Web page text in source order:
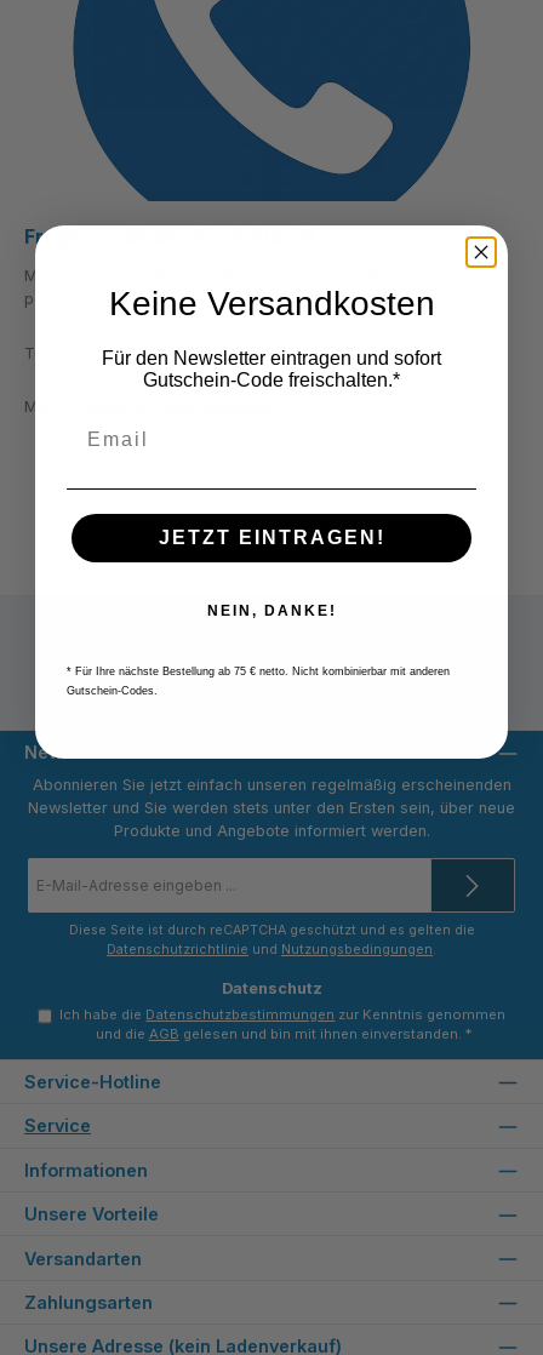
Fragen zu diesen Produkten??
Mit mehr als 30 Jahren Erfahrung beraten wir Sie gerne
persönlich.
Tel.: +49 2822 7131930
Mail:
Newsletter
Abonnieren Sie jetzt einfach unseren regelmäßig erscheinenden
Newsletter und Sie werden stets unter den Ersten sein, über neue
Produkte und Angebote informiert werden.
Mail-
*
Diese Seite ist durch reCAPTCHA geschützt und es gelten die
Datenschutzrichtlinie und Nutzungsbedingungen.
Datenschutz
Ich habe die Datenschutzbestimmungen zur Kenntnis genommen
und die AGB gelesen und bin mit ihnen einverstanden. *
Service-Hotline
Service
Informationen
Unsere Vorteile
Versandarten
Zahlungsarten
Unsere Adresse (kein Ladenverkauf)
Keine Versandkosten
Für den Newsletter eintragen und sofort
Gutschein-Code freischalten.*
JETZT EINTRAGEN!
NEIN, DANKE!
* Für Ihre nächste Bestellung ab 75 € netto. Nicht kombinierbar mit anderen
Gutschein-Codes.